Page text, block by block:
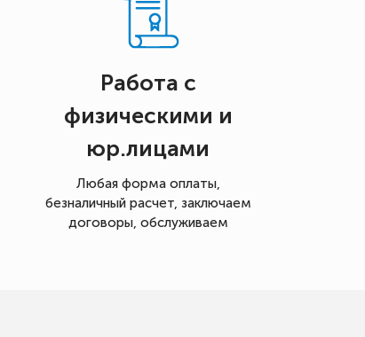
Работа с
физическими и
юр.лицами
Любая форма оплаты,
безналичный расчет, заключаем
договоры, обслуживаем